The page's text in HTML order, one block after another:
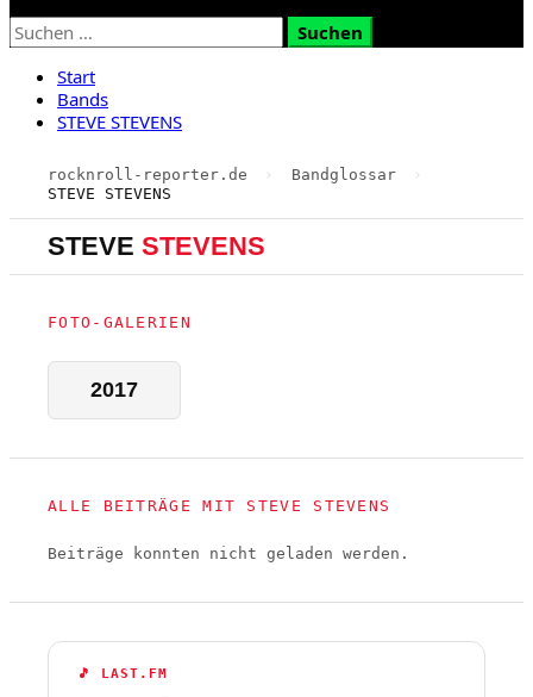
Suchen
nach:
Start
Bands
STEVE STEVENS
rocknroll-reporter.de › Bandglossar
›
STEVE STEVENS
STEVE STEVENS
FOTO-GALERIEN
2017
ALLE BEITRÄGE MIT STEVE STEVENS
Beiträge konnten nicht geladen werden.
🎵 LAST.FM